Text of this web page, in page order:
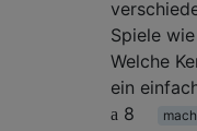
Spiele
Welche
ein
8